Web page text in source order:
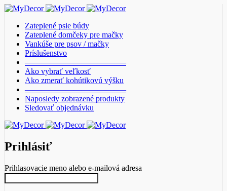
Zateplené psie búdy
Zateplené domčeky pre mačky
Vankúše pre psov / mačky
Príslušenstvo
————————————–
Ako vybrať veľkosť
Ako zmerať kohútikovú výšku
————————————–
Naposledy zobrazené produkty
Sledovať objednávku
Prihlásiť
Prihlasovacie meno alebo e-mailová adresa